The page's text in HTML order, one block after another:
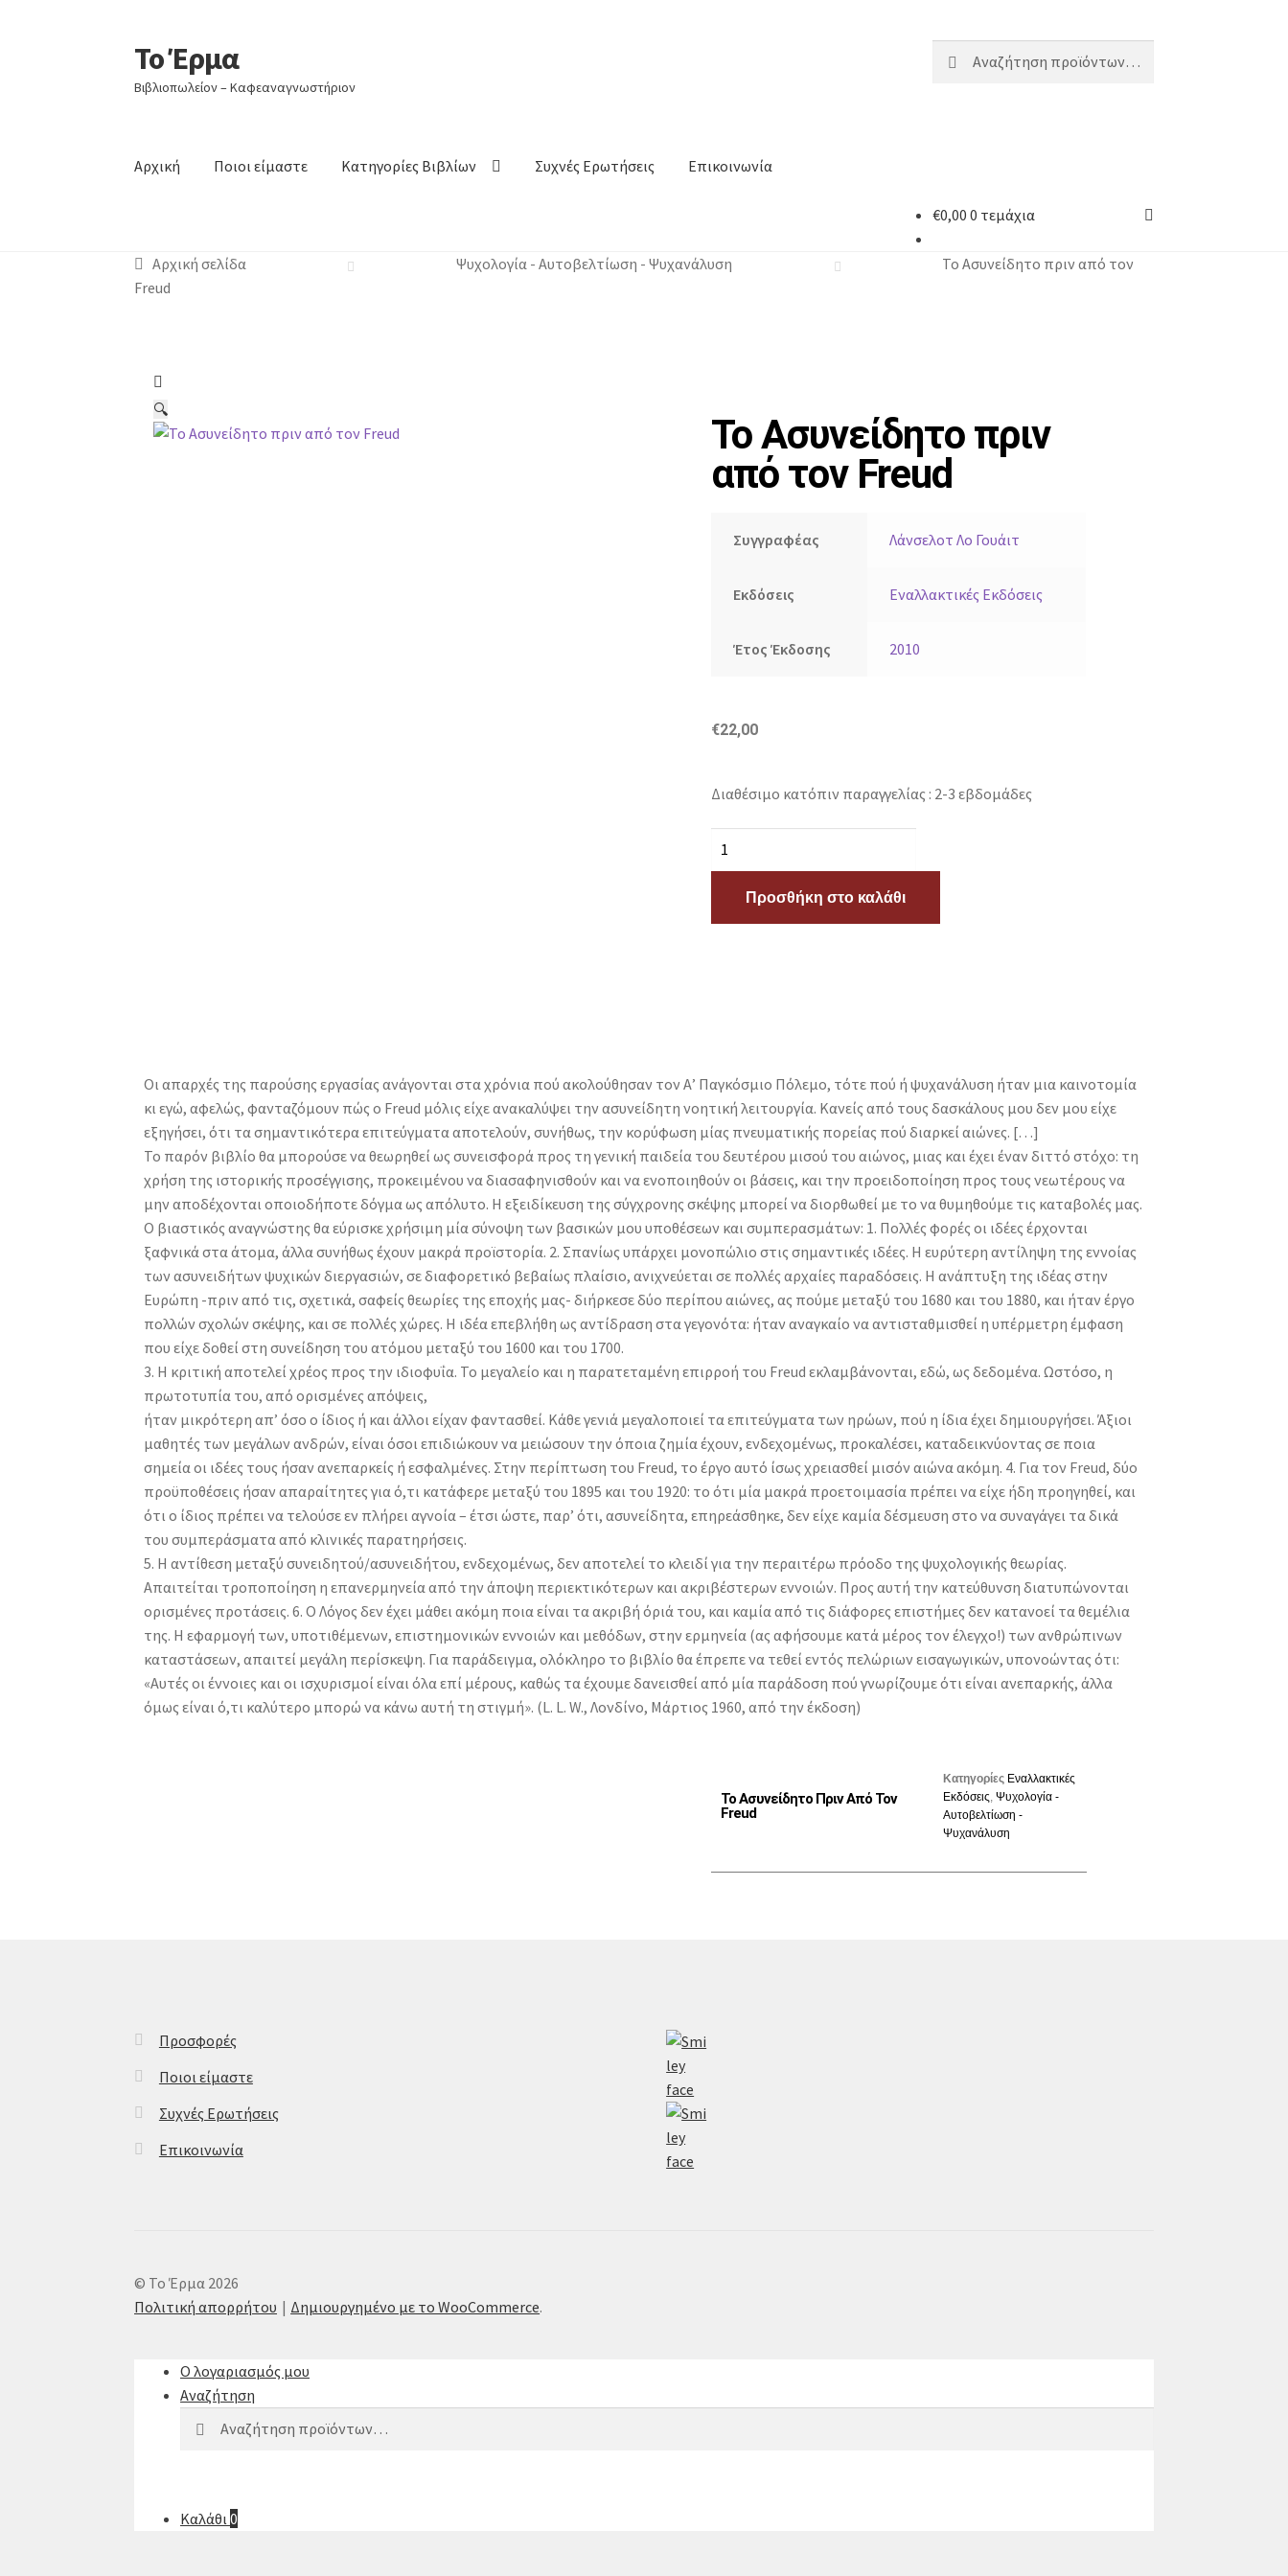
Το Έρμα
Βιβλιοπωλείον – Καφεαναγνωστήριον
Αρχική Ποιοι είμαστε Κατηγορίες Βιβλίων Συχνές Ερωτήσεις Επικοινωνία
€0,00 0 τεμάχια
Αρχική σελίδα Ψυχολογία - Αυτοβελτίωση - Ψυχανάλυση
Το Ασυνείδητο πριν από τον
Freud
🔍
Το Ασυνείδητο πριν
από τον Freud
Συγγραφέας Λάνσελοτ Λo Γουάιτ
Εκδόσεις Εναλλακτικές Εκδόσεις
Έτος Έκδοσης 2010
€22,00
Διαθέσιμο κατόπιν παραγγελίας : 2-3 εβδομάδες
Προσθήκη στο καλάθι
Οι απαρχές της παρούσης εργασίας ανάγονται στα χρόνια πού ακολούθησαν τον Α’ Παγκόσμιο Πόλεμο, τότε πού ή ψυχανάλυση ήταν μια καινοτομία
κι εγώ, αφελώς, φανταζόμουν πώς ο Freud μόλις είχε ανακαλύψει την ασυνείδητη νοητική λειτουργία. Κανείς από τους δασκάλους μου δεν μου είχε
εξηγήσει, ότι τα σημαντικότερα επιτεύγματα αποτελούν, συνήθως, την κορύφωση μίας πνευματικής πορείας πού διαρκεί αιώνες. […]
Το παρόν βιβλίο θα μπορούσε να θεωρηθεί ως συνεισφορά προς τη γενική παιδεία του δευτέρου μισού του αιώνος, μιας και έχει έναν διττό στόχο: τη
χρήση της ιστορικής προσέγγισης, προκειμένου να διασαφηνισθούν και να ενοποιηθούν οι βάσεις, και την προειδοποίηση προς τους νεωτέρους να
μην αποδέχονται οποιοδήποτε δόγμα ως απόλυτο. Η εξειδίκευση της σύγχρονης σκέψης μπορεί να διορθωθεί με το να θυμηθούμε τις καταβολές μας.
Ο βιαστικός αναγνώστης θα εύρισκε χρήσιμη μία σύνοψη των βασικών μου υποθέσεων και συμπερασμάτων: 1. Πολλές φορές οι ιδέες έρχονται
ξαφνικά στα άτομα, άλλα συνήθως έχουν μακρά προϊστορία. 2. Σπανίως υπάρχει μονοπώλιο στις σημαντικές ιδέες. Η ευρύτερη αντίληψη της εννοίας
των ασυνειδήτων ψυχικών διεργασιών, σε διαφορετικό βεβαίως πλαίσιο, ανιχνεύεται σε πολλές αρχαίες παραδόσεις. Η ανάπτυξη της ιδέας στην
Ευρώπη -πριν από τις, σχετικά, σαφείς θεωρίες της εποχής μας- διήρκεσε δύο περίπου αιώνες, ας πούμε μεταξύ του 1680 και του 1880, και ήταν έργο
πολλών σχολών σκέψης, και σε πολλές χώρες. Η ιδέα επεβλήθη ως αντίδραση στα γεγονότα: ήταν αναγκαίο να αντισταθμισθεί η υπέρμετρη έμφαση
που είχε δοθεί στη συνείδηση του ατόμου μεταξύ του 1600 και του 1700.
3. Η κριτική αποτελεί χρέος προς την ιδιοφυΐα. Το μεγαλείο και η παρατεταμένη επιρροή του Freud εκλαμβάνονται, εδώ, ως δεδομένα. Ωστόσο, η
πρωτοτυπία του, από ορισμένες απόψεις,
ήταν μικρότερη απ’ όσο ο ίδιος ή και άλλοι είχαν φαντασθεί. Κάθε γενιά μεγαλοποιεί τα επιτεύγματα των ηρώων, πού η ίδια έχει δημιουργήσει. Άξιοι
μαθητές των μεγάλων ανδρών, είναι όσοι επιδιώκουν να μειώσουν την όποια ζημία έχουν, ενδεχομένως, προκαλέσει, καταδεικνύοντας σε ποια
σημεία οι ιδέες τους ήσαν ανεπαρκείς ή εσφαλμένες. Στην περίπτωση του Freud, το έργο αυτό ίσως χρειασθεί μισόν αιώνα ακόμη. 4. Για τον Freud, δύο
προϋποθέσεις ήσαν απαραίτητες για ό,τι κατάφερε μεταξύ του 1895 και του 1920: το ότι μία μακρά προετοιμασία πρέπει να είχε ήδη προηγηθεί, και
ότι ο ίδιος πρέπει να τελούσε εν πλήρει αγνοία – έτσι ώστε, παρ’ ότι, ασυνείδητα, επηρεάσθηκε, δεν είχε καμία δέσμευση στο να συναγάγει τα δικά
του συμπεράσματα από κλινικές παρατηρήσεις.
5. Η αντίθεση μεταξύ συνειδητού/ασυνειδήτου, ενδεχομένως, δεν αποτελεί το κλειδί για την περαιτέρω πρόοδο της ψυχολογικής θεωρίας.
Απαιτείται τροποποίηση η επανερμηνεία από την άποψη περιεκτικότερων και ακριβέστερων εννοιών. Προς αυτή την κατεύθυνση διατυπώνονται
ορισμένες προτάσεις. 6. Ο Λόγος δεν έχει μάθει ακόμη ποια είναι τα ακριβή όριά του, και καμία από τις διάφορες επιστήμες δεν κατανοεί τα θεμέλια
της. Η εφαρμογή των, υποτιθέμενων, επιστημονικών εννοιών και μεθόδων, στην ερμηνεία (ας αφήσουμε κατά μέρος τον έλεγχο!) των ανθρώπινων
καταστάσεων, απαιτεί μεγάλη περίσκεψη. Για παράδειγμα, ολόκληρο το βιβλίο θα έπρεπε να τεθεί εντός πελώριων εισαγωγικών, υπονοώντας ότι:
«Αυτές οι έννοιες και οι ισχυρισμοί είναι όλα επί μέρους, καθώς τα έχουμε δανεισθεί από μία παράδοση πού γνωρίζουμε ότι είναι ανεπαρκής, άλλα
όμως είναι ό,τι καλύτερο μπορώ να κάνω αυτή τη στιγμή». (L. L. W., Λονδίνο, Μάρτιος 1960, από την έκδοση)
Το Ασυνείδητο Πριν Από Τον
Freud
Κατηγορίες Εναλλακτικές
Εκδόσεις,Ψυχολογία -
Αυτοβελτίωση -
Ψυχανάλυση
Προσφορές
Ποιοι είμαστε
Συχνές Ερωτήσεις
Επικοινωνία
© Το Έρμα 2026
Πολιτική απορρήτου
Δημιουργημένο με το WooCommerce.
Ο λογαριασμός μου
Αναζήτηση
Αναζήτηση
Καλάθι0